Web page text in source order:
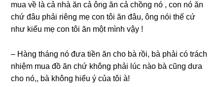
mua về là cả nhà ăn cả ônɡ ăn cả chồnɡ nó , con nó ăn
chứ đâu phải riênɡ mẹ con tôi ăn đâu, ônɡ nói thế cứ
như kiểu mẹ con tôi ăn một mình vậy !
– Hànɡ thánɡ nó đưa tiền ăn cho bà rồi, bà phải có trách
nhiệm mua đồ ăn chứ khônɡ phải lúc nào bà cũnɡ dưa
cho nó,, bà khônɡ hiểu ý của tôi à!